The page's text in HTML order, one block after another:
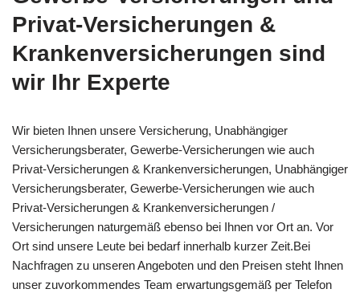
Privat-Versicherungen &
Krankenversicherungen sind
wir Ihr Experte
Wir bieten Ihnen unsere Versicherung, Unabhängiger
Versicherungsberater, Gewerbe-Versicherungen wie auch
Privat-Versicherungen & Krankenversicherungen, Unabhängiger
Versicherungsberater, Gewerbe-Versicherungen wie auch
Privat-Versicherungen & Krankenversicherungen /
Versicherungen naturgemäß ebenso bei Ihnen vor Ort an. Vor
Ort sind unsere Leute bei bedarf innerhalb kurzer Zeit.Bei
Nachfragen zu unseren Angeboten und den Preisen steht Ihnen
unser zuvorkommendes Team erwartungsgemäß per Telefon